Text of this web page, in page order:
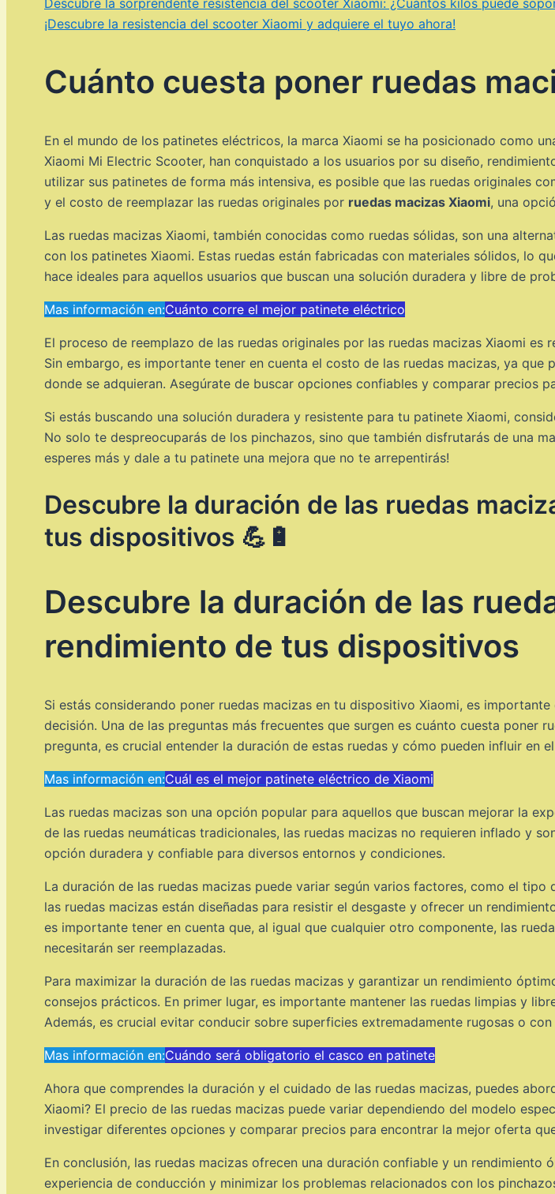
¡Descubre la resistencia del scooter Xiaomi y adquiere el tuyo ahora!
Cuánto cuesta poner ruedas
En el mundo de los patinetes eléctricos, la marca Xiaomi se ha posicionado como
Xiaomi Mi Electric Scooter, han conquistado a los usuarios por su diseño,
utilizar sus patinetes de forma más intensiva, es posible que las ruedas originales
y el costo de reemplazar las ruedas originales por ruedas macizas Xiaomi, una
Las ruedas macizas Xiaomi, también conocidas como ruedas sólidas, son una
con los patinetes Xiaomi. Estas ruedas están fabricadas con materiales sólidos, lo
hace ideales para aquellos usuarios que buscan una solución duradera y libre de
Mas información en:Cuánto corre el mejor patinete eléctrico
El proceso de reemplazo de las ruedas originales por las ruedas macizas Xiaomi
Sin embargo, es importante tener en cuenta el costo de las ruedas macizas, ya
donde se adquieran. Asegúrate de buscar opciones confiables y comparar precios
Si estás buscando una solución duradera y resistente para tu patinete Xiaomi,
No solo te despreocuparás de los pinchazos, sino que también disfrutarás de una
esperes más y dale a tu patinete una mejora que no te arrepentirás!
Descubre la duración de las ruedas
tus dispositivos 💪🔋
Descubre la duración de las
rendimiento de tus dispositivos
Si estás considerando poner ruedas macizas en tu dispositivo Xiaomi, es
decisión. Una de las preguntas más frecuentes que surgen es cuánto cuesta poner
pregunta, es crucial entender la duración de estas ruedas y cómo pueden influir en
Mas información en:Cuál es el mejor patinete eléctrico de Xiaomi
Las ruedas macizas son una opción popular para aquellos que buscan mejorar la
de las ruedas neumáticas tradicionales, las ruedas macizas no requieren inflado y
opción duradera y confiable para diversos entornos y condiciones.
La duración de las ruedas macizas puede variar según varios factores, como el
las ruedas macizas están diseñadas para resistir el desgaste y ofrecer un
es importante tener en cuenta que, al igual que cualquier otro componente, las
necesitarán ser reemplazadas.
Para maximizar la duración de las ruedas macizas y garantizar un rendimiento
consejos prácticos. En primer lugar, es importante mantener las ruedas limpias y
Además, es crucial evitar conducir sobre superficies extremadamente rugosas o
Mas información en:Cuándo será obligatorio el casco en patinete
Ahora que comprendes la duración y el cuidado de las ruedas macizas, puedes
Xiaomi? El precio de las ruedas macizas puede variar dependiendo del modelo
investigar diferentes opciones y comparar precios para encontrar la mejor oferta
En conclusión, las ruedas macizas ofrecen una duración confiable y un
experiencia de conducción y minimizar los problemas relacionados con los